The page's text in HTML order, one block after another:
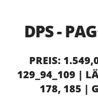
DPS -
PREIS:
129_94_109 |
178, 185 |